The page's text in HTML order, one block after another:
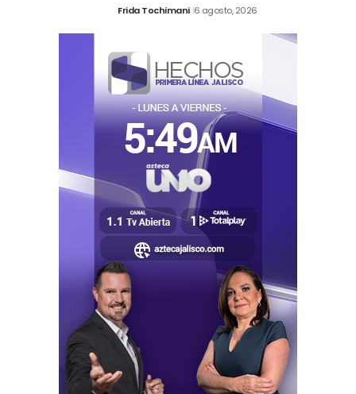
Frida Tochimani 6 agosto, 2026